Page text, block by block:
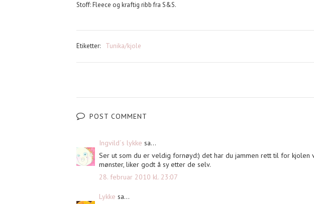
Stoff: Fleece og kraftig ribb fra S&S.
Etiketter: Tunika/kjole
POST COMMENT
Ingvild´s lykke sa...
Ser ut som du er veldig fornøyd:) det har du jammen rett til for kjolen
mønster, liker godt å sy etter de selv.
28. februar 2010 kl. 23:07
Lykke sa...